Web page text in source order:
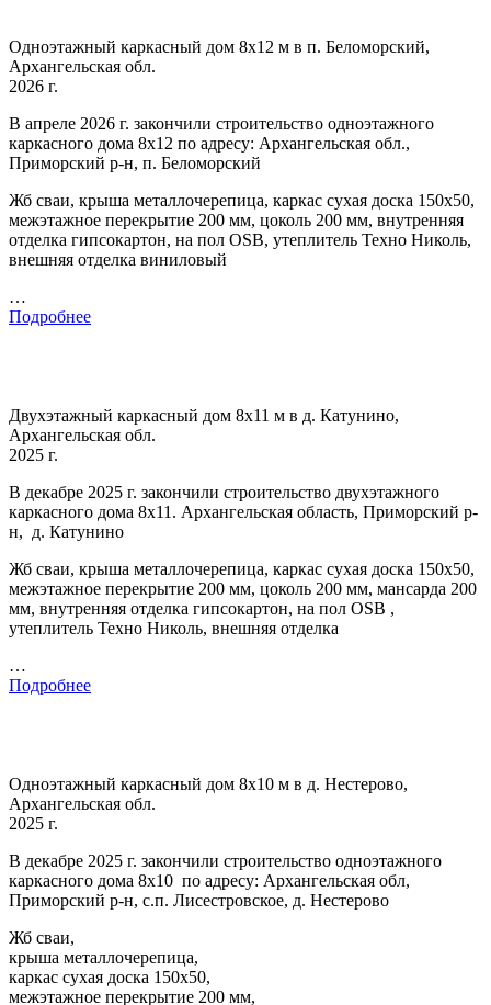
Одноэтажный каркасный дом 8х12 м в п. Беломорский,
Архангельская обл.
2026 г.
В апреле 2026 г. закончили строительство одноэтажного
каркасного дома 8х12 по адресу: Архангельская обл.,
Приморский р-н, п. Беломорский
Жб сваи, крыша металлочерепица, каркас сухая доска 150х50,
межэтажное перекрытие 200 мм, цоколь 200 мм, внутренняя
отделка гипсокартон, на пол OSB, утеплитель Техно Николь,
внешняя отделка виниловый
…
Подробнее
Двухэтажный каркасный дом 8х11 м в д. Катунино,
Архангельская обл.
2025 г.
В декабре 2025 г. закончили строительство двухэтажного
каркасного дома 8х11. Архангельская область, Приморский р-
н, д. Катунино
Жб сваи, крыша металлочерепица, каркас сухая доска 150х50,
межэтажное перекрытие 200 мм, цоколь 200 мм, мансарда 200
мм, внутренняя отделка гипсокартон, на пол OSB ,
утеплитель Техно Николь, внешняя отделка
…
Подробнее
Одноэтажный каркасный дом 8х10 м в д. Нестерово,
Архангельская обл.
2025 г.
В декабре 2025 г. закончили строительство одноэтажного
каркасного дома 8х10 по адресу: Архангельская обл,
Приморский р-н, с.п. Лисестровское, д. Нестерово
Жб сваи,
крыша металлочерепица,
каркас сухая доска 150х50,
межэтажное перекрытие 200 мм,